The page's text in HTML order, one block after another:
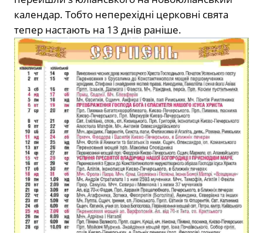
календар. Тобто неперехідні церковні свята
тепер настають на 13 днів раніше.